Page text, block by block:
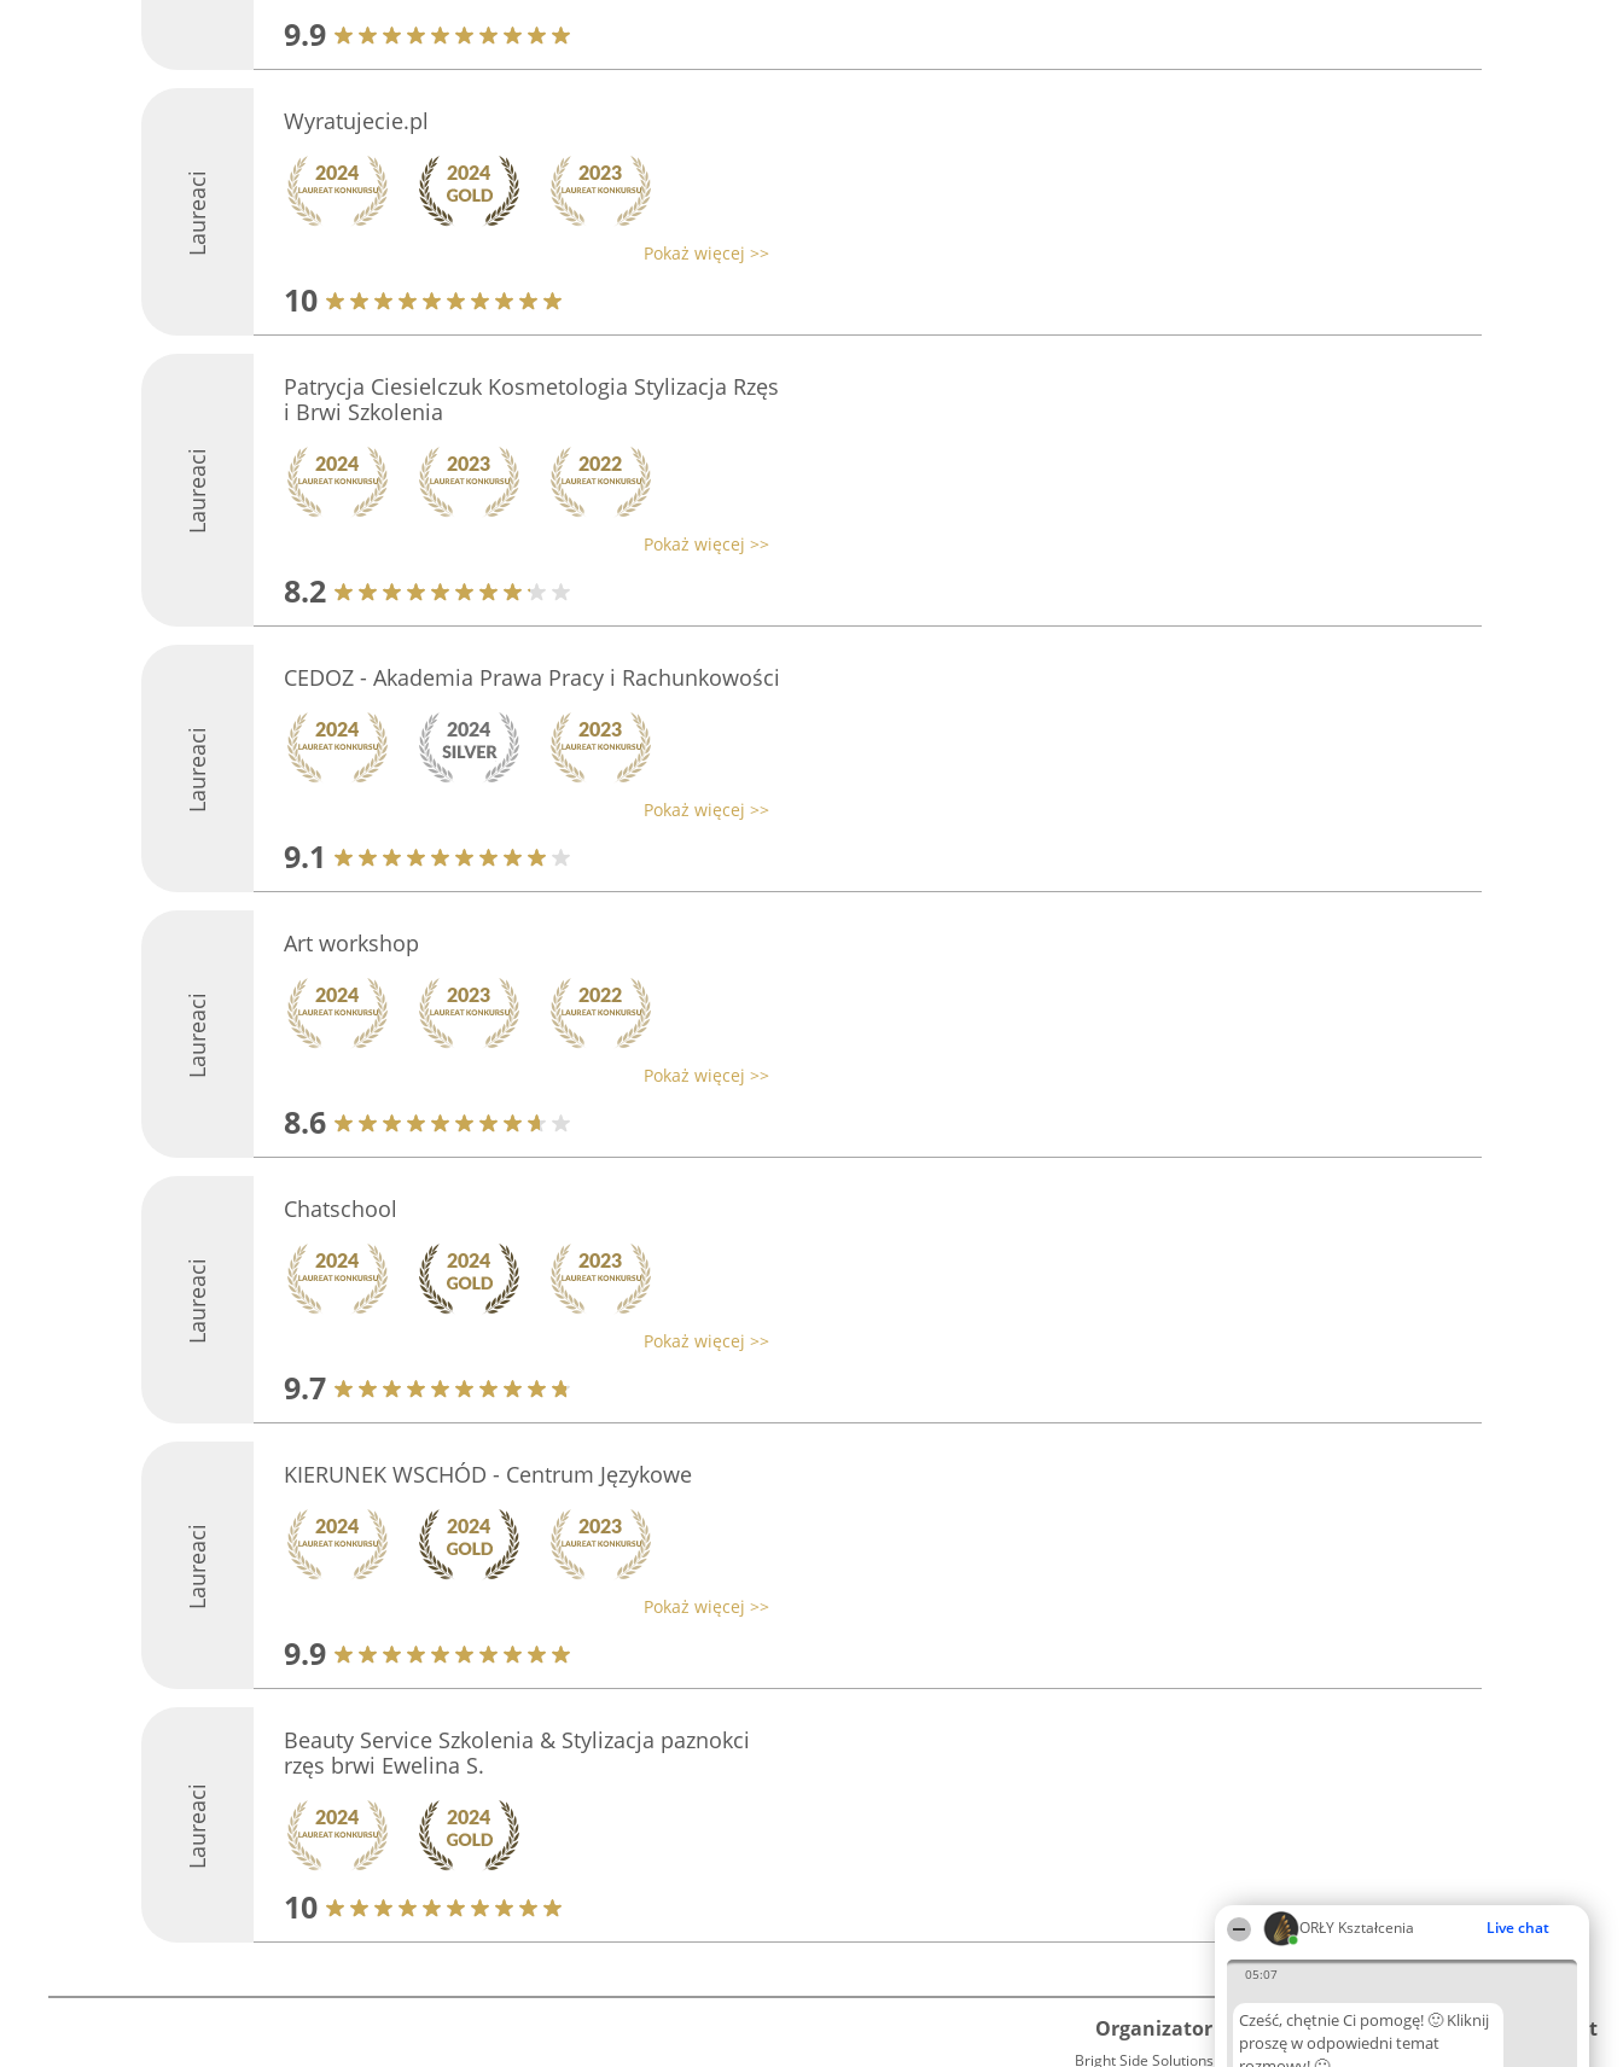
ORŁY Kształcenia Live chat
05:07
Cześć, chętnie Ci pomogę! 🙂 Kliknij
proszę w odpowiedni temat
9.9
Laureaci
Wyratujecie.pl
Pokaż więcej >>
10
Laureaci
Patrycja Ciesielczuk Kosmetologia Stylizacja Rzęs
i Brwi Szkolenia
Pokaż więcej >>
8.2
Laureaci
CEDOZ - Akademia Prawa Pracy i Rachunkowości
Pokaż więcej >>
9.1
Laureaci
Art workshop
Pokaż więcej >>
8.6
Laureaci
Chatschool
Pokaż więcej >>
9.7
Laureaci
KIERUNEK WSCHÓD - Centrum Językowe
Pokaż więcej >>
9.9
Laureaci
Beauty Service Szkolenia & Stylizacja paznokci
rzęs brwi Ewelina S.
10
Organizator plebiscytu
Bright Side Solutions sp. z o. o. sp. k.
Plebiscyt Kontakt